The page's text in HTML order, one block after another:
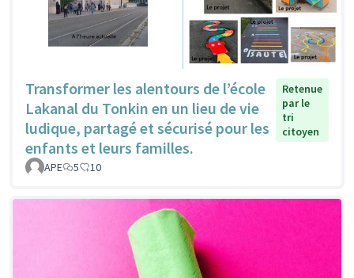
Transformer les alentours de l’école
Lakanal du Tonkin en un lieu de vie
ludique, partagé et sécurisé pour les
enfants et leurs familles.
Retenue
par le
tri
citoyen
APE 5 10